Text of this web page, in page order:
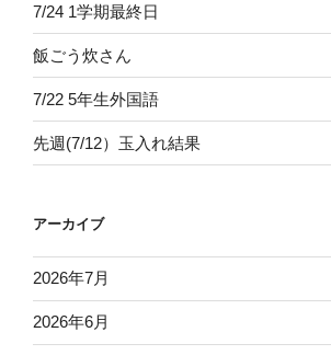
7/24 1学期最終日
飯ごう炊さん
7/22 5年生外国語
先週(7/12）玉入れ結果
アーカイブ
2026年7月
2026年6月